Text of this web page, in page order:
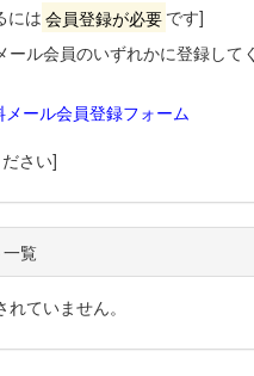
には会員登録が必要 です]
ル会員のいずれかに登録して
メール会員登録フォーム
さい]
覧
ていません。